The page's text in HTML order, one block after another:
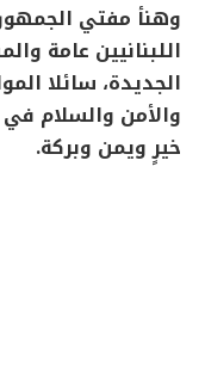
وهنأ مفتي
اللبنانيين عامة
الجديدة، سائلا
والأمن والسلام
خيرٍ ويمن وبركة.